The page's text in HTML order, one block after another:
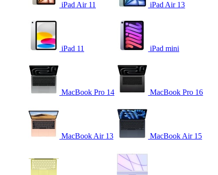
iPad Air 11 iPad Air 13
iPad 11 iPad mini
MacBook Pro 14 MacBook Pro 16
MacBook Air 13 MacBook Air 15